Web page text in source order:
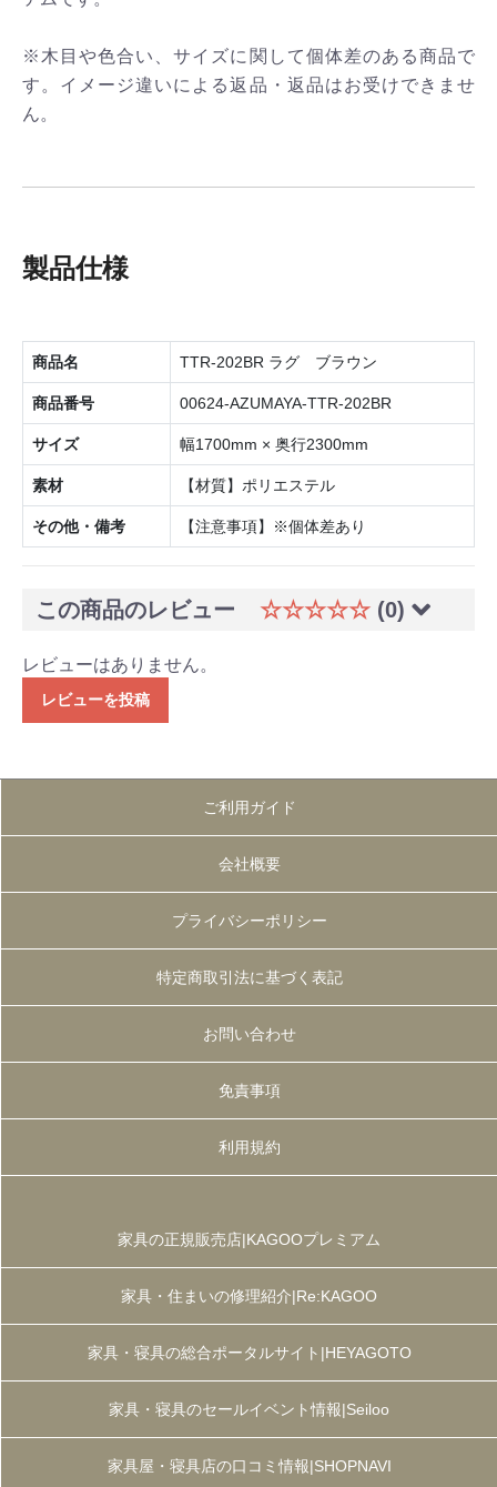
※木目や色合い、サイズに関して個体差のある商品で
す。イメージ違いによる返品・返品はお受けできませ
ん。
製品仕様
商品名 TTR-202BR ラグ ブラウン
商品番号 00624-AZUMAYA-TTR-202BR
サイズ 幅1700mm × 奥行2300mm
素材 【材質】ポリエステル
その他・備考 【注意事項】※個体差あり
この商品のレビュー ☆☆☆☆☆ (0)
レビューはありません。
レビューを投稿
ご利用ガイド
会社概要
プライバシーポリシー
特定商取引法に基づく表記
お問い合わせ
免責事項
利用規約
家具の正規販売店|KAGOOプレミアム
家具・住まいの修理紹介|Re:KAGOO
家具・寝具の総合ポータルサイト|HEYAGOTO
家具・寝具のセールイベント情報|Seiloo
家具屋・寝具店の口コミ情報|SHOPNAVI